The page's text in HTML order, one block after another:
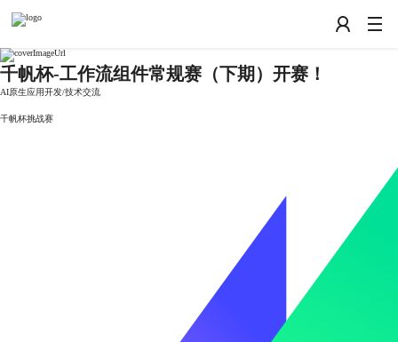
千帆杯-工作流组件常规赛（下期）开赛！
AI原生应用开发/技术交流
千帆杯挑战赛